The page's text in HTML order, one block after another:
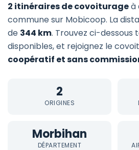
2 itinéraires de covoiturageà
commune sur Mobicoop. La
de 344 km. Trouvez ci-dessous
disponibles, et rejoignez le
coopératif et sans
2
ORIGINES
Morbihan
DÉPARTEMENT